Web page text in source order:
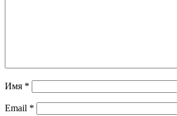
Имя *
Email *